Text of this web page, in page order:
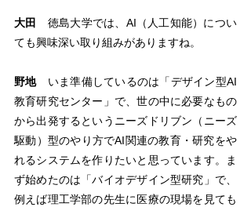
大田
徳島大学では、AI（人工知能）につい
ても興味深い取り組みがありますね。
野地 いま準備しているのは「デザイン型AI
教育研究センター」で、世の中に必要なもの
から出発するというニーズドリブン（ニーズ
駆動）型のやり方でAI関連の教育・研究をや
れるシステムを作りたいと思っています。ま
ず始めたのは「バイオデザイン型研究」で、
例えば理工学部の先生に医療の現場を見ても